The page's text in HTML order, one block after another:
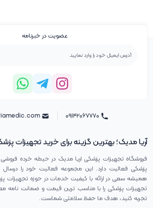
عضویت در خبرنامه
آریا مدیک؛ بهترین گزینه برای خرید تجهیزات
فروشگاه تجهیزات پزشکی اریا مدیک در حیطه خرده
همیشه سعی در ارائه با کیفیت خدمات در حوزه تجهیزات
تجهیزات پزشکی را با مناسب ترین قیمت و ضمانت نامه
تجربه کنید، هدف ما حفظ سلامتی شماست.